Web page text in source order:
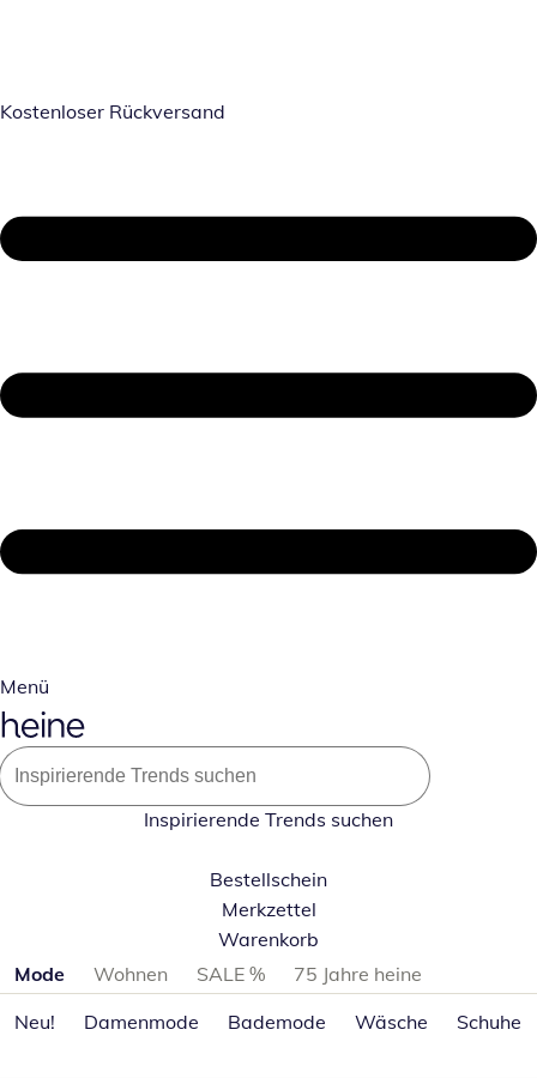
Kostenloser Rückversand
Menü
Inspirierende Trends suchen
Bestellschein
Merkzettel
Warenkorb
Produktkategorien überspringen
Mode Wohnen SALE %
75 Jahre heine
Neu!
Damenmode Bademode Wäsche Schuhe